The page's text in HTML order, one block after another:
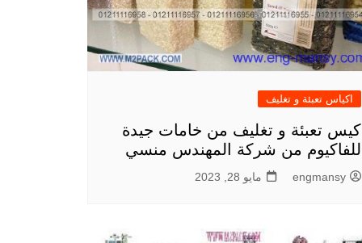
اكياس تعبئة و تغليف
كيس تعبئة و تغليف من خامات جيدة
للفاكيوم من شركة المهندس منسي
engmansy مايو 28, 2023